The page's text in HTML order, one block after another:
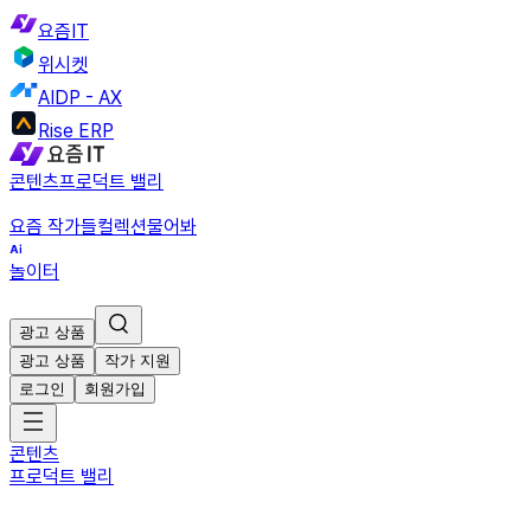
요즘IT
위시켓
AIDP - AX
Rise ERP
콘텐츠프로덕트 밸리
요즘 작가들컬렉션물어봐
놀이터
광고 상품
광고 상품
작가 지원
로그인
회원가입
콘텐츠
프로덕트 밸리